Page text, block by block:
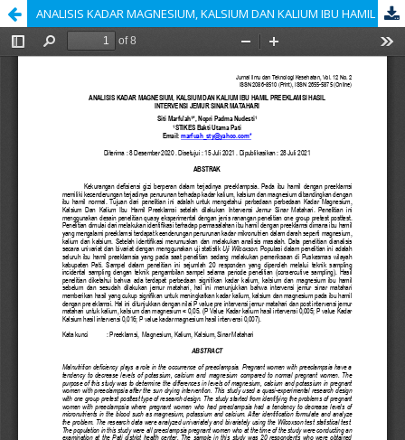
ANALISIS KADAR MAGNESIUM, KALSIUM DAN KALIUM IBU HAMIL PREEKLAMSI HASIL INTERVENSI JEMUR SINAR MATAHARI